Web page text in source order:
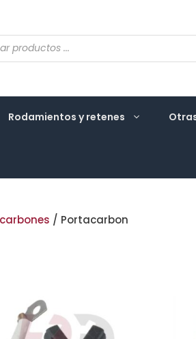
Rodamientos y retenes
/ Portacarbon